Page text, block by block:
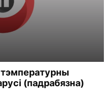
(падрабязна)